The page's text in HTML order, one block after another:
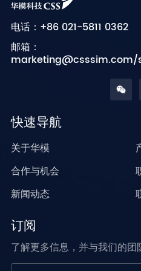
电话： +86 021-5811 0362
邮箱：
快速导航
关于华模
合作与机会
新闻动态
订阅
了解更多信息，并与我们的团